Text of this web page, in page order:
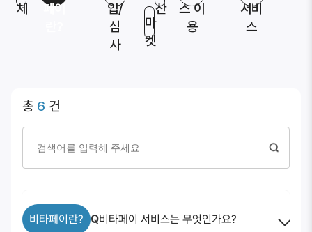
체
페이
입/
심
사
산
스 이
용
서비
스
마
켓
총 6 건
비타페이란? Q비타페이 서비스는 무엇인가요?